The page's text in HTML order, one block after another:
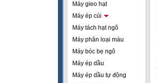
Máy gieo hạt
Máy ép củi
Máy tách hạt ngô
Máy phân loại màu
Máy bóc bẹ ngô
Máy ép dầu
Máy ép dầu tự động